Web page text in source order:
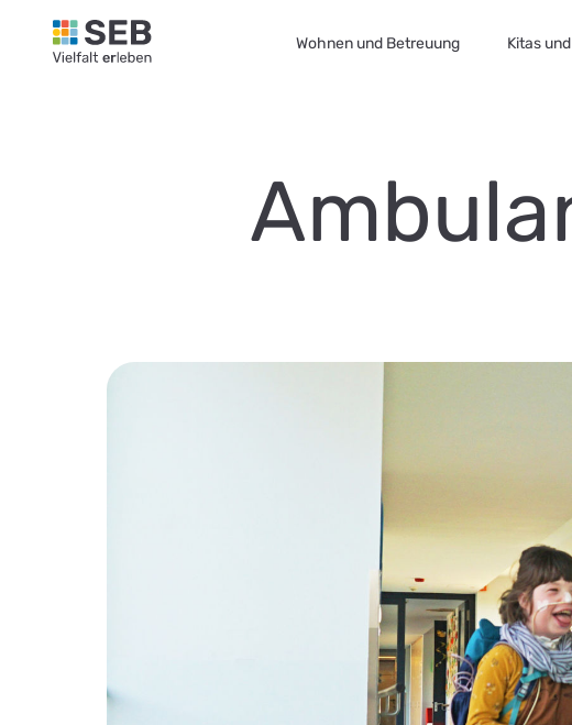
SEB Leipzig, Vielfalt erleben - zur Startseite
Wohnen und Betreuung Kitas